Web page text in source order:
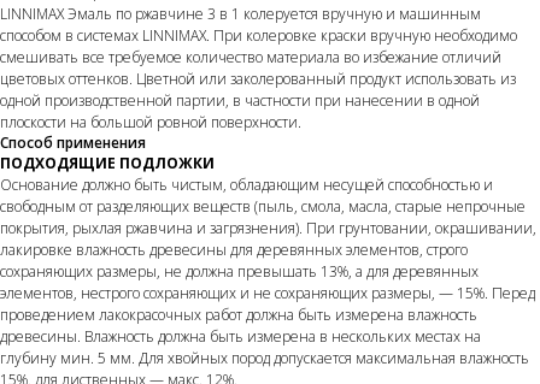
LINNIMAX Эмаль по ржавчине 3 в 1 колеруется вручную и машинным
способом в системах LINNIMAX. При колеровке краски вручную необходимо
смешивать все требуемое количество материала во избежание отличий
цветовых оттенков. Цветной или заколерованный продукт использовать из
одной производственной партии, в частности при нанесении в одной
плоскости на большой ровной поверхности.
Способ применения
ПОДХОДЯЩИЕ ПОДЛОЖКИ
Основание должно быть чистым, обладающим несущей способностью и
свободным от разделяющих веществ (пыль, смола, масла, старые непрочные
покрытия, рыхлая ржавчина и загрязнения). При грунтовании, окрашивании,
лакировке влажность древесины для деревянных элементов, строго
сохраняющих размеры, не должна превышать 13%, а для деревянных
элементов, нестрого сохраняющих и не сохраняющих размеры, — 15%. Перед
проведением лакокрасочных работ должна быть измерена влажность
древесины. Влажность должна быть измерена в нескольких местах на
глубину мин. 5 мм. Для хвойных пород допускается максимальная влажность